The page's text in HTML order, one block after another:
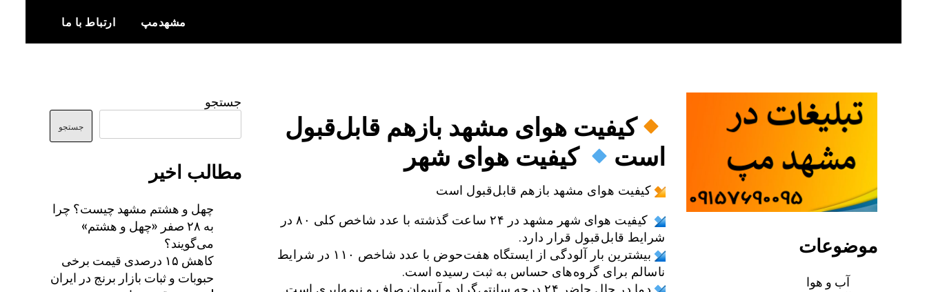
content
مشهدمپ ارتباط با ما
کیفیت هوای مشهد بازهم قابل‌قبول
است
کیفیت هوای شهر
کیفیت هوای مشهد بازهم قابل‌قبول است
کیفیت هوای شهر مشهد در ۲۴ ساعت گذشته با عدد شاخص کلی ۸۰ در
شرایط قابل‌قبول قرار دارد.
بیشترین بار آلودگی از ایستگاه‌ هفت‌حوض با عدد شاخص ۱۱۰ در شرایط
ناسالم برای گروه‌های حساس به ثبت رسیده است.
دما در حال حاضر ۲۴ درجه سانتی‌گراد و آسمان صاف و نیمه‌ابری است.
جستجو
جستجو
مطالب اخیر
چهل و هشتم مشهد چیست؟ چرا
به ۲۸ صفر «چهل و هشتم»
می‌گویند؟
کاهش ۱۵ درصدی قیمت برخی
حبوبات و ثبات بازار برنج در ایران
موضوعات
آب و هوا